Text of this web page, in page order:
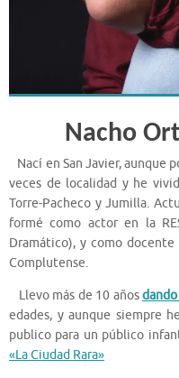
Nacho
Nací en San Javier, aunque
veces de localidad y he
Torre-Pacheco y Jumilla.
formé como actor en la
Dramático), y como
Complutense.
Llevo más de 10 años
edades, y aunque siempre
publico para un público
«La Ciudad Rara»